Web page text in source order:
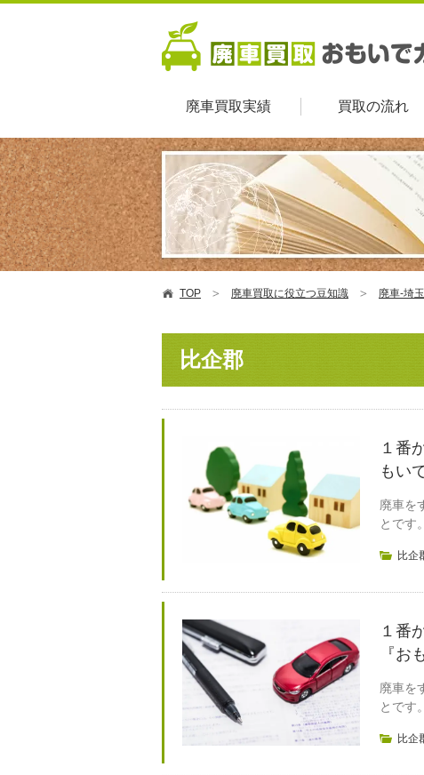
廃車買取実績 買取の流れ
TOP 廃車買取に役立つ豆知識 廃車-埼
比企郡
１番
もい
廃車を
とです
比企
１番
『お
廃車を
とです
比企